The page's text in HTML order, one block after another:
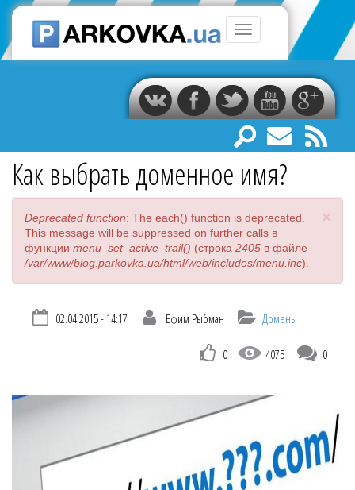
Перейти
основному
содержанию
Toggle
navigation
ВконтактеFacebookTwitter
здесь
Как выбрать доменное имя?
×
Сообщение
об
ошибке
Deprecated function: The each() function is deprecated.
This message will be suppressed on further calls в
функции menu_set_active_trail() (строка 2405 в файле
/var/www/blog.parkovka.ua/html/web/includes/menu.inc).
02.04.2015 - 14:17 Ефим Рыбман Домены
0 4075 0